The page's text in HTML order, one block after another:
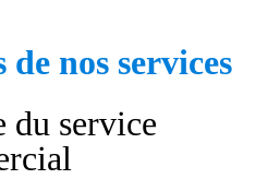
nos services
du service